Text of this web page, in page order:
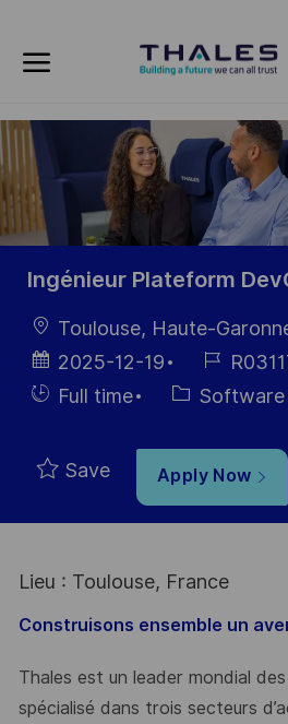
-
Ingénieur Plateform
LocationToulouse, Haute-
Posted
Date
2025-12-19
Job
Id
HiringFull time Category
Software
Save Apply Now
Lieu : Toulouse, France
Construisons ensemble un
Thales est un leader mondial
spécialisé dans trois secteurs